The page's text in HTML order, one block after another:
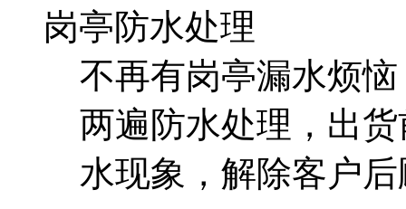
岗亭防水处理
不再有岗亭漏水烦
两遍防水处理，出
水现象，解除客户